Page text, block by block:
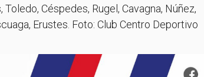
Céspedes, Rugel, Cavagna, Núñez,
Erustes. Foto: Club Centro Deportivo